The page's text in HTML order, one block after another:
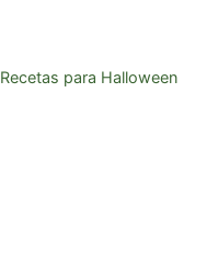
Recetas para Halloween